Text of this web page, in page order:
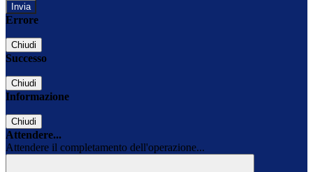
Errore
Chiudi
Successo
Chiudi
Informazione
Chiudi
Attendere...
Attendere il completamento dell'operazione...